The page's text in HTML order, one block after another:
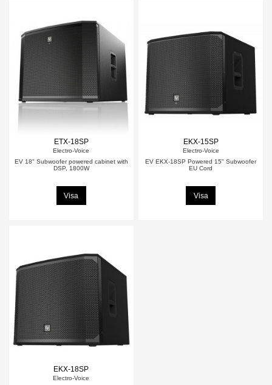
ETX-18SP
Electro-Voice
EV 18" Subwoofer powered cabinet with
DSP, 1800W
Visa
EKX-15SP
Electro-Voice
EV EKX-18SP Powered 15" Subwoofer
EU Cord
Visa
EKX-18SP
Electro-Voice